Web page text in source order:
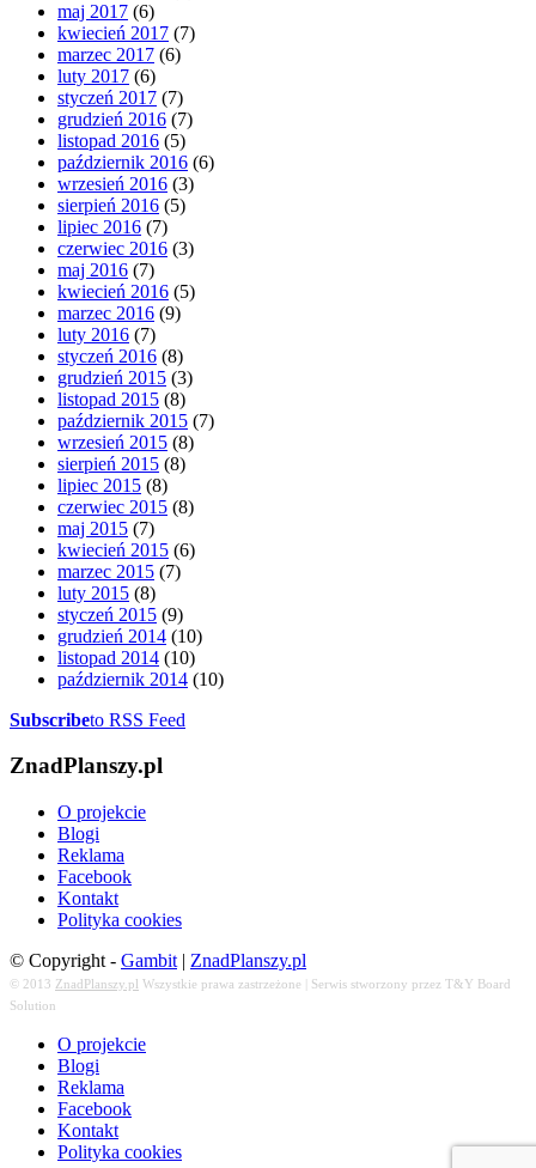
maj 2017 (6)
kwiecień 2017 (7)
marzec 2017 (6)
luty 2017 (6)
styczeń 2017 (7)
grudzień 2016 (7)
listopad 2016 (5)
październik 2016 (6)
wrzesień 2016 (3)
sierpień 2016 (5)
lipiec 2016 (7)
czerwiec 2016 (3)
maj 2016 (7)
kwiecień 2016 (5)
marzec 2016 (9)
luty 2016 (7)
styczeń 2016 (8)
grudzień 2015 (3)
listopad 2015 (8)
październik 2015 (7)
wrzesień 2015 (8)
sierpień 2015 (8)
lipiec 2015 (8)
czerwiec 2015 (8)
maj 2015 (7)
kwiecień 2015 (6)
marzec 2015 (7)
luty 2015 (8)
styczeń 2015 (9)
grudzień 2014 (10)
listopad 2014 (10)
październik 2014 (10)
Subscribeto RSS Feed
ZnadPlanszy.pl
O projekcie
Blogi
Reklama
Facebook
Kontakt
Polityka cookies
© Copyright - Gambit | ZnadPlanszy.pl
© 2013 ZnadPlanszy.pl Wszystkie prawa zastrzeżone | Serwis stworzony przez T&Y Board
Solution
O projekcie
Blogi
Reklama
Facebook
Kontakt
Polityka cookies